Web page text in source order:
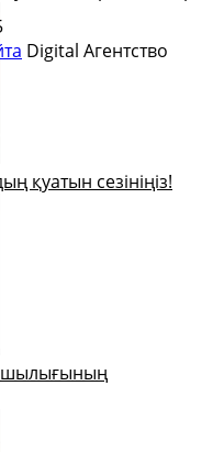
қуатын сезініңіз!
Digital Агентство